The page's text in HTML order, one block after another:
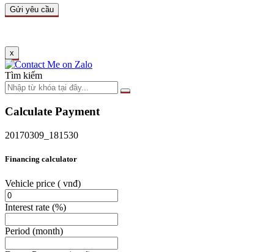
x
Tìm kiếm
Calculate Payment
20170309_181530
Financing calculator
Vehicle price ( vnđ)
Interest rate (%)
Period (month)